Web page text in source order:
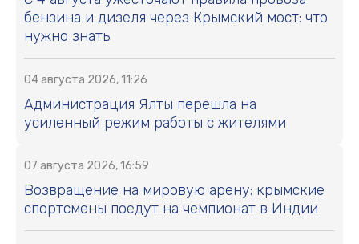
бензина и дизеля через Крымский мост: что
нужно знать
04 августа 2026, 11:26
Администрация Ялты перешла на
усиленный режим работы с жителями
07 августа 2026, 16:59
Возвращение на мировую арену: крымские
спортсмены поедут на чемпионат в Индии